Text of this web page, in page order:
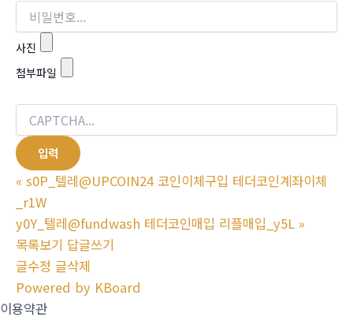
사진
첨부파일
« s0P_텔레@UPCOIN24 코인이체구입 테더코인계좌이체
_r1W
y0Y_텔레@fundwash 테더코인매입 리플매입_y5L »
목록보기 답글쓰기
글수정 글삭제
Powered by KBoard
이용약관